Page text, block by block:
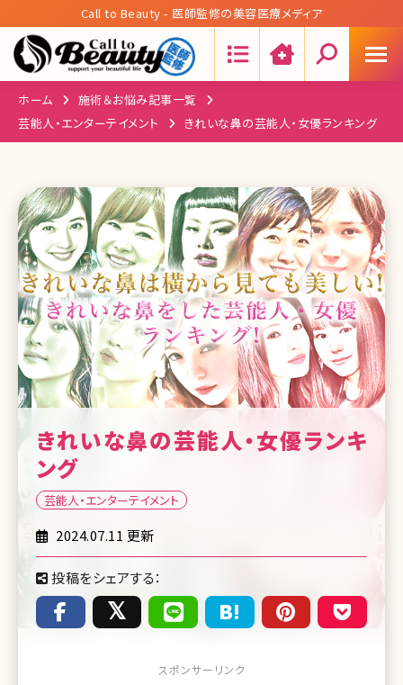
Call to Beauty - 医師監修の美容医療メディア
ホーム
施術＆お悩み記事一覧
芸能人・エンターテイメント
きれいな鼻の芸能人・女優ランキング
きれいな鼻の芸能人・女優ランキ
ング
芸能人・エンターテイメント
2024.07.11 更新
投稿をシェアする：
スポンサーリンク